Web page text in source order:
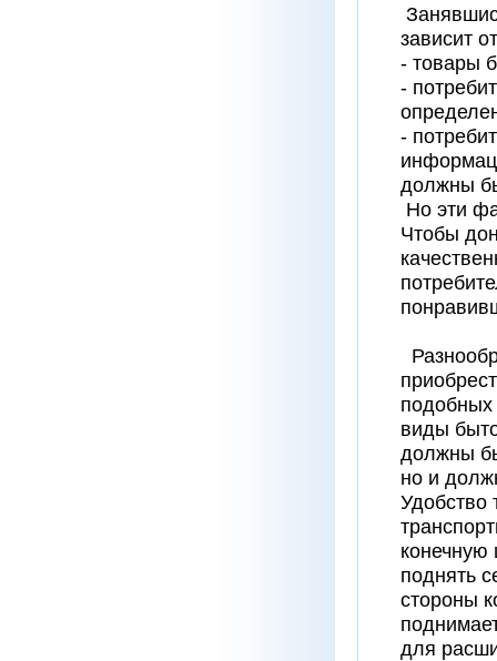
зависит
- товары
-
-
должны
Но эти
Чтобы
подобных
виды
должны
но и
Удобство
конечную
поднять
стороны
для